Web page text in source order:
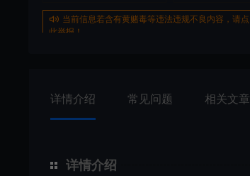
当前信息若含有黄赌毒等违法违规不良内容，请点
此举报！
详情介绍 常见问题 相关文章
详情介绍